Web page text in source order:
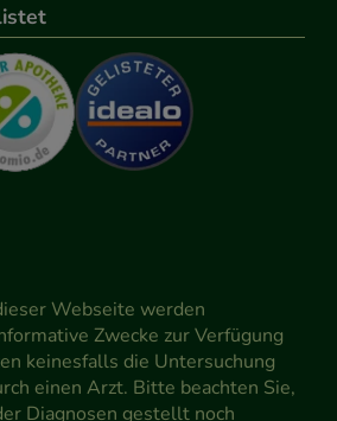
Webseite werden
Zwecke zur Verfügung
keinesfalls die Untersuchung
einen Arzt. Bitte beachten Sie,
Diagnosen gestellt noch